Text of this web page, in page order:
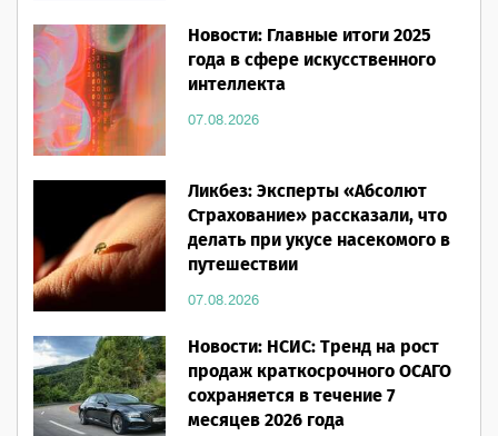
Новости: Главные итоги 2025
года в сфере искусственного
интеллекта
07.08.2026
Ликбез: Эксперты «Абсолют
Страхование» рассказали, что
делать при укусе насекомого в
путешествии
07.08.2026
Новости: НСИС: Тренд на рост
продаж краткосрочного ОСАГО
сохраняется в течение 7
месяцев 2026 года